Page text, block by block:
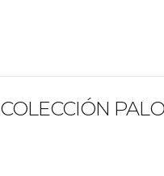
COLECCIÓN